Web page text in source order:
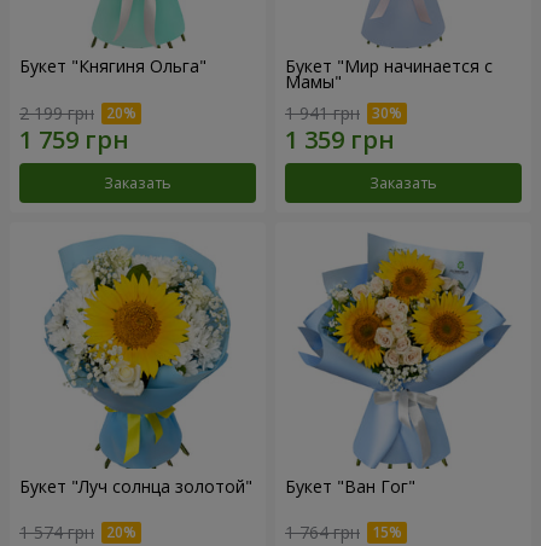
Букет "Княгиня Ольга"
2 199 грн
Заказать
Букет "Мир начинается с
Мамы"
1 941 грн
Заказать
Букет "Луч солнца золотой"
1 574 грн
Букет "Ван Гог"
1 764 грн